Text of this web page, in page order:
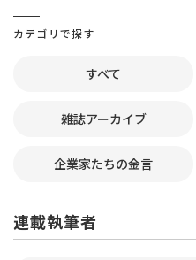
カテゴリで探す
すべて
雑誌アーカイブ
企業家たちの金言
連載執筆者